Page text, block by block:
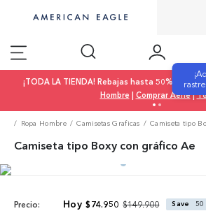
¡TODA LA TIENDA! Rebajas hasta 50% OFF |
Hombre | Comprar Aerie|
Ropa Hombre Camisetas Graficas Camiseta tipo
Camiseta tipo Boxy con gráfico Ae
Precio: $74.950 $149.900 Save 50